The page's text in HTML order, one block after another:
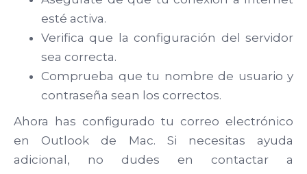
esté activa.
Verifica que la configuración del servidor
sea correcta.
Comprueba que tu nombre de usuario y
contraseña sean los correctos.
Ahora has configurado tu correo electrónico
en Outlook de Mac. Si necesitas ayuda
adicional, no dudes en contactar a